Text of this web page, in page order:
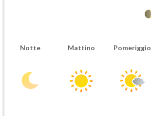
Notte Mattino Pomeriggio